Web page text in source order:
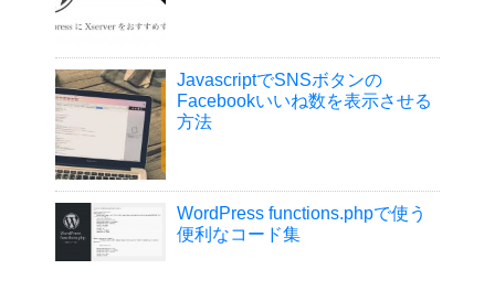
JavascriptでSNSボタンの
Facebookいいね数を表示させる
方法
WordPress functions.phpで使う
便利なコード集